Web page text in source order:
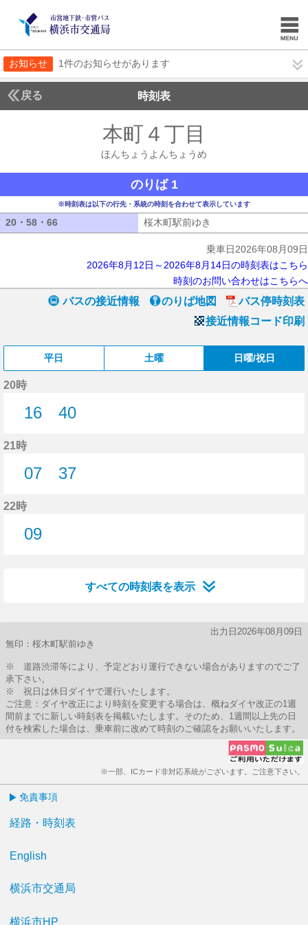
お知らせ 1件のお知らせがあります
戻る 時刻表
本町４丁目
ほんちょうよんちょうめ
のりば 1
※時刻表は以下の行先・系統の時刻を合わせて表示しています
20・58・66 桜木町駅前ゆき
乗車日2026年08月09日
2026年8月12日～2026年8月14日の時刻表はこちら
時刻のお問い合わせはこちらへ
バスの接近情報 のりば地図
バス停時刻表
接近情報コード印刷
平日 土曜 日曜/祝日
20時
16
40
21時
07
37
22時
09
すべての時刻表を表示
出力日2026年08月09日
無印：桜木町駅前ゆき
※ 道路渋滞等により、予定どおり運行できない場合がありますのでご了
承下さい。
※ 祝日は休日ダイヤで運行いたします。
ご注意：ダイヤ改正により時刻を変更する場合は、概ねダイヤ改正の1週
間前までに新しい時刻表を掲載いたします。そのため、1週間以上先の日
付を検索した場合は、乗車前に改めて時刻のご確認をお願いいたします。
※一部、ICカード非対応系統がございます。ご注意下さい。
免責事項
経路・時刻表
English
横浜市交通局
横浜市HP